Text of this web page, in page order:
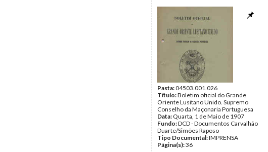
Pasta:04503.001.026
Título:Boletim oficial do Grande
Oriente Lusitano Unido. Supremo
Conselho da Maçonaria Portuguesa
Data: Quarta, 1 de Maio de 1907
Fundo:DCD - Documentos Carvalhão
Duarte/Simões Raposo
Tipo Documental:IMPRENSA
Página(s):36